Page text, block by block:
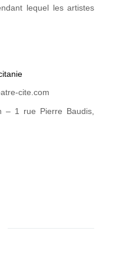
lequel les artistes
cite.com
1 rue Pierre Baudis,